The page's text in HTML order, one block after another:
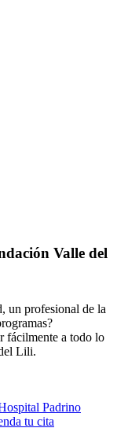
Valle del
un profesional de la
fácilmente a todo lo
Lili.
Padrino
tu cita